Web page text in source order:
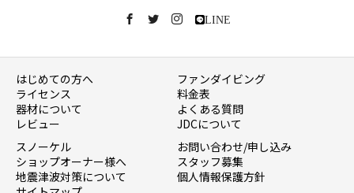
LINE
はじめての方へ
ファンダイビング
ライセンス
料金表
器材について
よくある質問
レビュー
JDCについて
スノーケル
お問い合わせ/申し込み
ショップオーナー様へ
スタッフ募集
地震津波対策について
個人情報保護方針